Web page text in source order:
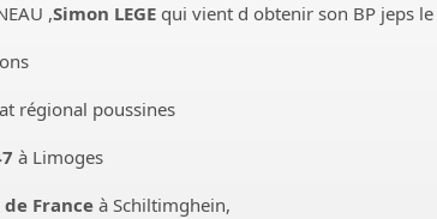
,Simon LEGE qui vient d obtenir son BP jeps
régional poussines
à Limoges
France à Schiltimghein,